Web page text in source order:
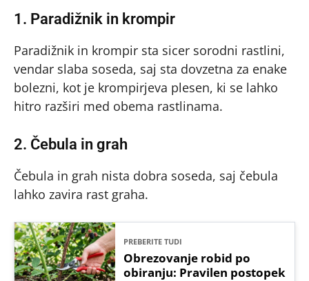
1. Paradižnik in krompir
Paradižnik in krompir sta sicer sorodni rastlini,
vendar slaba soseda, saj sta dovzetna za enake
bolezni, kot je krompirjeva plesen, ki se lahko
hitro razširi med obema rastlinama.
2. Čebula in grah
Čebula in grah nista dobra soseda, saj čebula
lahko zavira rast graha.
PREBERITE TUDI
Obrezovanje robid po
obiranju: Pravilen postopek